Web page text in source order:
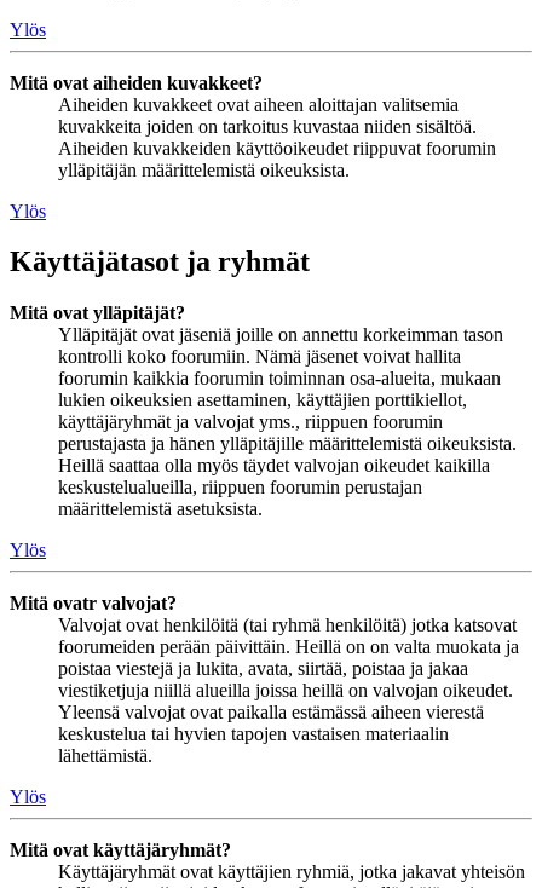
Ylös
Mitä ovat aiheiden kuvakkeet?
Aiheiden kuvakkeet ovat aiheen aloittajan valitsemia
kuvakkeita joiden on tarkoitus kuvastaa niiden sisältöä.
Aiheiden kuvakkeiden käyttöoikeudet riippuvat foorumin
ylläpitäjän määrittelemistä oikeuksista.
Ylös
Käyttäjätasot ja ryhmät
Mitä ovat ylläpitäjät?
Ylläpitäjät ovat jäseniä joille on annettu korkeimman tason
kontrolli koko foorumiin. Nämä jäsenet voivat hallita
foorumin kaikkia foorumin toiminnan osa-alueita, mukaan
lukien oikeuksien asettaminen, käyttäjien porttikiellot,
käyttäjäryhmät ja valvojat yms., riippuen foorumin
perustajasta ja hänen ylläpitäjille määrittelemistä oikeuksista.
Heillä saattaa olla myös täydet valvojan oikeudet kaikilla
keskustelualueilla, riippuen foorumin perustajan
määrittelemistä asetuksista.
Ylös
Mitä ovatr valvojat?
Valvojat ovat henkilöitä (tai ryhmä henkilöitä) jotka katsovat
foorumeiden perään päivittäin. Heillä on on valta muokata ja
poistaa viestejä ja lukita, avata, siirtää, poistaa ja jakaa
viestiketjuja niillä alueilla joissa heillä on valvojan oikeudet.
Yleensä valvojat ovat paikalla estämässä aiheen vierestä
keskustelua tai hyvien tapojen vastaisen materiaalin
lähettämistä.
Ylös
Mitä ovat käyttäjäryhmät?
Käyttäjäryhmät ovat käyttäjien ryhmiä, jotka jakavat yhteisön